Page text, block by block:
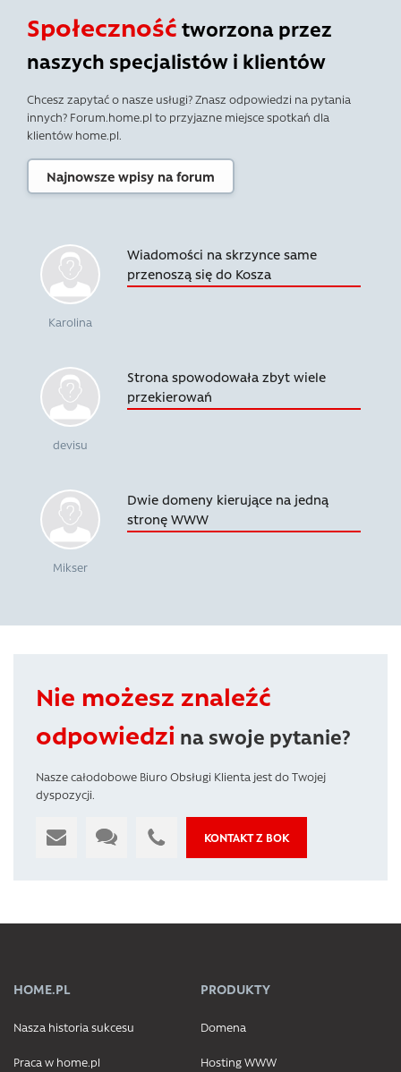
Społeczność tworzona przez
naszych specjalistów i klientów
Chcesz zapytać o nasze usługi? Znasz odpowiedzi na pytania
innych? Forum.home.pl to przyjazne miejsce spotkań dla
klientów home.pl.
Najnowsze wpisy na forum
Karolina
Wiadomości na skrzynce same
przenoszą się do Kosza
devisu
Strona spowodowała zbyt wiele
przekierowań
Mikser
Dwie domeny kierujące na jedną
stronę WWW
Nie możesz znaleźć
odpowiedzi na swoje pytanie?
Nasze całodobowe Biuro Obsługi Klienta jest do Twojej
dyspozycji.
KONTAKT Z BOK
HOME.PL
Nasza historia sukcesu
Praca w home.pl
PRODUKTY
Domena
Hosting WWW